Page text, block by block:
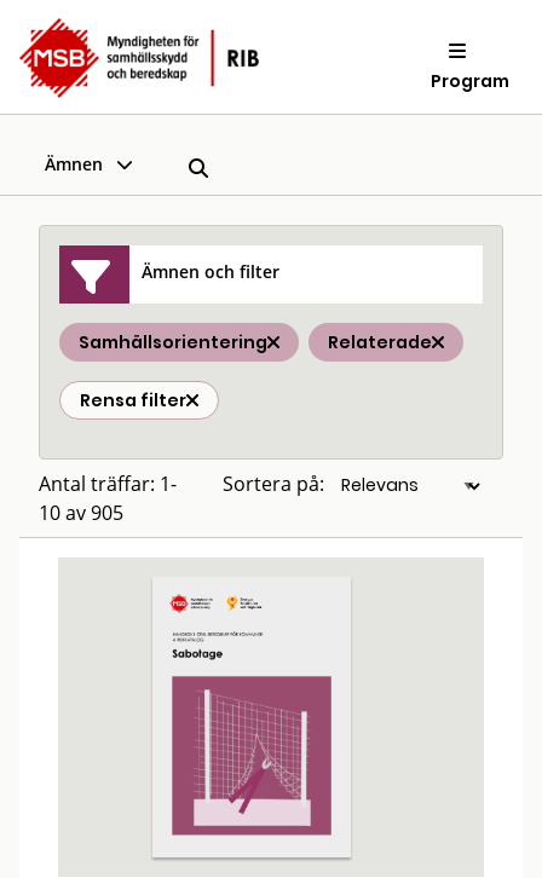
Program
Ämnen
Ämnen och filter
Samhällsorientering Relaterade
Rensa filter
Antal träffar: 1-
10 av 905
Sortera på: